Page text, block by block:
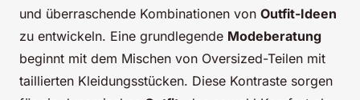
und überraschende Kombinationen von Outfit-Ideen
zu entwickeln. Eine grundlegende Modeberatung
beginnt mit dem Mischen von Oversized-Teilen mit
taillierten Kleidungsstücken. Diese Kontraste sorgen